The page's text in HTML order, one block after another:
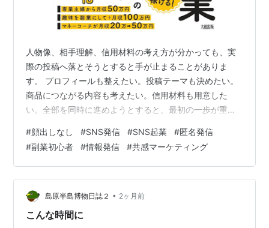
人物像、相手理解、信用材料の考え方が分かっても、実
際の投稿へ落とそうとすると手が止まることがありま
す。 プロフィールも整えたい。投稿テーマも決めたい。
商品につながる内容も考えたい。信用材料も用意した
い。全部を同時に進めようとすると、最初の一歩が重く
できる SNS共感起業』を実践するときも、最初から発信
や販売の仕組みを完成させる必要はありません。 第3部
では、顔出しをしたくない理由を整理し、公開できる人
物情報と読者の悩みを一つずつ選びます。そのうえで、
投稿を一つ試し、反応や違和感を記録するところまで進
めます。 ここで扱う30日は、信頼や収益を完…
#顔出しなし #SNS発信 #SNS起業 #匿名発信
#副業初心者 #情報発信 #共感マーケティング
島原半島博物日誌２ • 2ヶ月前
こんな時間に